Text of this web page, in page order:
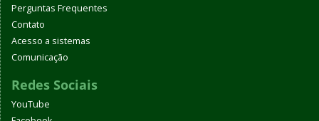
Perguntas Frequentes
Contato
Acesso a sistemas
Comunicação
Redes Sociais
YouTube